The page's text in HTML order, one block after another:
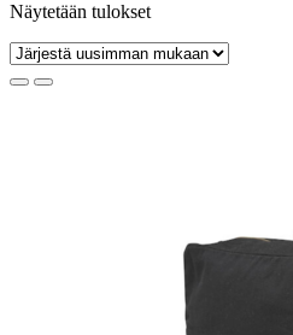
Näytetään tulokset